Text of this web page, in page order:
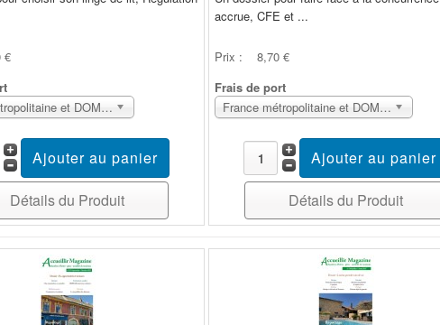
€
France métropolitaine et DOM Sans surcoût
Détails du Produit
accrue, CFE et ...
Prix :
8,70 €
Frais de port
France métropolitaine et DOM Sans surcoût
Détails du Produit